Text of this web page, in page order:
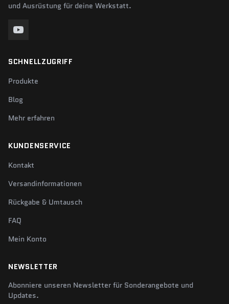
und Ausrüstung für deine Werkstatt.
SCHNELLZUGRIFF
Produkte
Blog
Mehr erfahren
KUNDENSERVICE
Kontakt
Versandinformationen
Rückgabe & Umtausch
FAQ
Mein Konto
NEWSLETTER
Abonniere unseren Newsletter für Sonderangebote und
Updates.